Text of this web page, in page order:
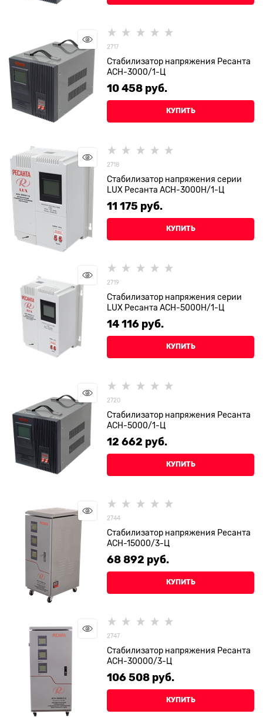
2717
Стабилизатор напряжения Ресанта
АСН-3000/1-Ц
10 458 руб.
КУПИТЬ
2718
Стабилизатор напряжения серии
LUX Ресанта АСН-3000Н/1-Ц
11 175 руб.
КУПИТЬ
2719
Стабилизатор напряжения серии
LUX Ресанта АСН-5000Н/1-Ц
14 116 руб.
КУПИТЬ
2720
Стабилизатор напряжения Ресанта
АСН-5000/1-Ц
12 662 руб.
КУПИТЬ
2744
Стабилизатор напряжения Ресанта
АСН-15000/3-Ц
68 892 руб.
КУПИТЬ
2747
Стабилизатор напряжения Ресанта
АСН-30000/3-Ц
106 508 руб.
КУПИТЬ